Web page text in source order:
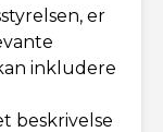
er
inkludere
beskrivelse